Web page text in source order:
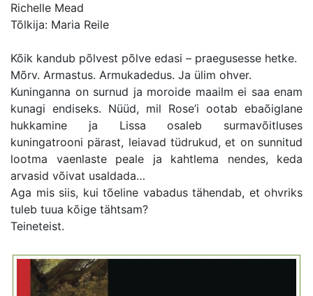
Richelle Mead
Tõlkija: Maria Reile
Kõik kandub põlvest põlve edasi – praegusesse hetke.
Mõrv. Armastus. Armukadedus. Ja ülim ohver.
Kuninganna on surnud ja moroide maailm ei saa enam
kunagi endiseks. Nüüd, mil Rose’i ootab ebaõiglane
hukkamine ja Lissa osaleb surmavõitluses
kuningatrooni pärast, leiavad tüdrukud, et on sunnitud
lootma vaenlaste peale ja kahtlema nendes, keda
arvasid võivat usaldada…
Aga mis siis, kui tõeline vabadus tähendab, et ohvriks
tuleb tuua kõige tähtsam?
Teineteist.